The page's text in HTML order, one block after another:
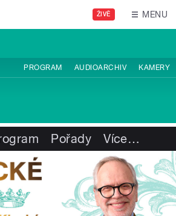
ŽIVĚ MENU
PROGRAM AUDIOARCHIV KAMERY
Pořady Více…